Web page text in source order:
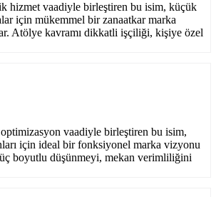
hizmet vaadiyle birleştiren bu isim, küçük
için mükemmel bir zanaatkar marka
Atölye kavramı dikkatli işçiliği, kişiye özel
vaadiyle birleştiren bu isim,
için ideal bir fonksiyonel marka vizyonu
üç boyutlu düşünmeyi, mekan verimliliğini